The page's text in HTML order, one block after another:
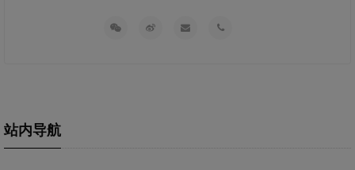
站内导航